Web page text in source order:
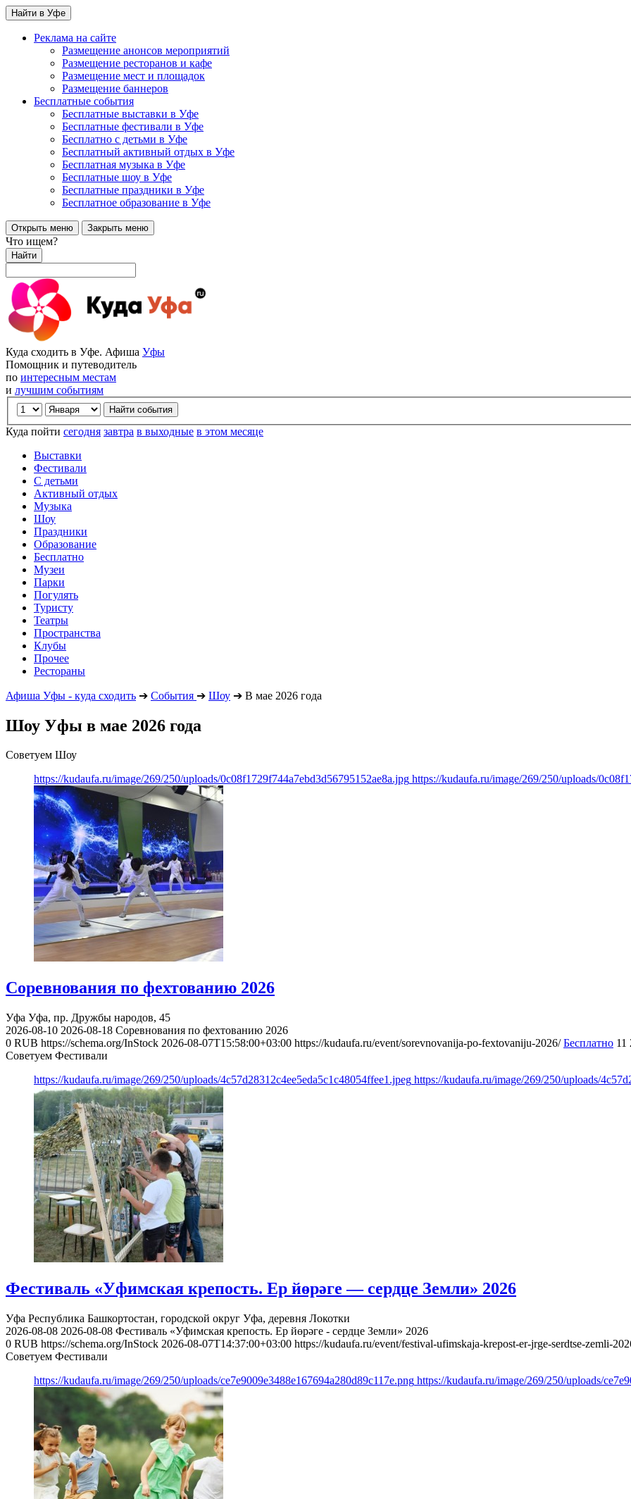
Найти в Уфе
Реклама на сайте
Размещение анонсов мероприятий
Размещение ресторанов и кафе
Размещение мест и площадок
Размещение баннеров
Бесплатные события
Бесплатные выставки в Уфе
Бесплатные фестивали в Уфе
Бесплатно с детьми в Уфе
Бесплатный активный отдых в Уфе
Бесплатная музыка в Уфе
Бесплатные шоу в Уфе
Бесплатные праздники в Уфе
Бесплатное образование в Уфе
Открыть меню Закрыть меню
Что ищем?
Найти
Куда сходить в Уфе. Афиша Уфы
Помощник и путеводитель
по интересным местам
и лучшим событиям
Куда пойти сегодня завтра в выходные в этом месяце
Выставки
Фестивали
С детьми
Активный отдых
Музыка
Шоу
Праздники
Образование
Бесплатно
Музеи
Парки
Погулять
Туристу
Театры
Пространства
Клубы
Прочее
Рестораны
Афиша Уфы - куда сходить ➔ События ➔ Шоу ➔ В мае 2026 года
Шоу Уфы в мае 2026 года
Советуем Шоу
https://kudaufa.ru/image/269/250/uploads/0c08f1729f744a7ebd3d56795152ae8a.jpg https://kudaufa.ru/image/269/250/uploads/
Соревнования по фехтованию 2026
Уфа Уфа, пр. Дружбы народов, 45
2026-08-10 2026-08-18 Соревнования по фехтованию 2026
0 RUB https://schema.org/InStock 2026-08-07T15:58:00+03:00 https://kudaufa.ru/event/sorevnovanija-po-fextovaniju-2026/ Бесплатно 11
Советуем Фестивали
https://kudaufa.ru/image/269/250/uploads/4c57d28312c4ee5eda5c1c48054ffee1.jpeg https://kudaufa.ru/image/269/250/uploads/
Фестиваль «Уфимская крепость. Ер йөрәге — сердце Земли» 2026
Уфа Республика Башкортостан, городской округ Уфа, деревня Локотки
2026-08-08 2026-08-08 Фестиваль «Уфимская крепость. Ер йөрәге - сердце Земли» 2026
0 RUB https://schema.org/InStock 2026-08-07T14:37:00+03:00 https://kudaufa.ru/event/festival-ufimskaja-krepost-er-jrge-serdtse-zemli-
Советуем Фестивали
https://kudaufa.ru/image/269/250/uploads/ce7e9009e3488e167694a280d89c117e.png https://kudaufa.ru/image/269/250/uploads/